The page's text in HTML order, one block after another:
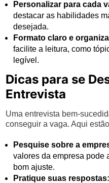
Personalizar para cada
destacar as habilidades
desejada.
Formato claro e
facilite a leitura, como
legível.
Dicas para se
Entrevista
Uma entrevista bem-
conseguir a vaga. Aqui
Pesquise sobre a
valores da empresa pode
bom ajuste.
Pratique suas respostas: